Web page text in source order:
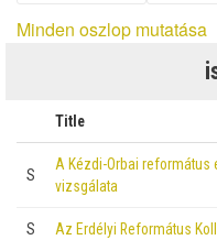
Minden oszlop mutatása
Title
S
A Kézdi-Orbai református
vizsgálata
S Az Erdélyi Református